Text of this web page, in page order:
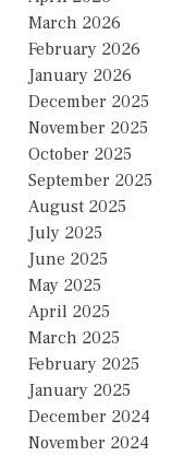
March 2026
February 2026
January 2026
December 2025
November 2025
October 2025
September 2025
August 2025
July 2025
June 2025
May 2025
April 2025
March 2025
February 2025
January 2025
December 2024
November 2024